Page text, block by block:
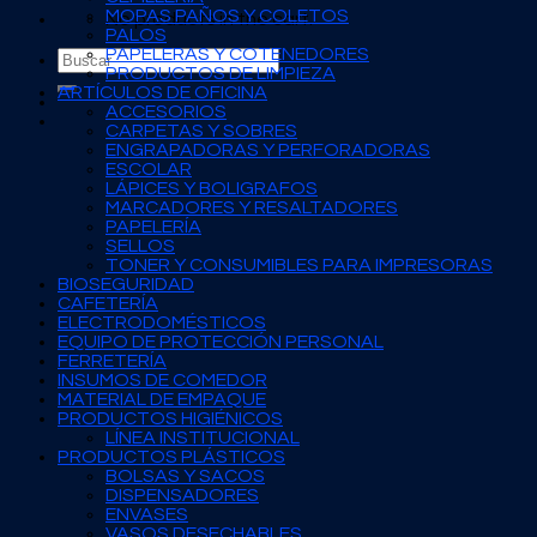
No products in the cart.
Search
for:
MOPAS PAÑOS Y COLETOS
PALOS
PAPELERAS Y COTENEDORES
PRODUCTOS DE LIMPIEZA
ARTÍCULOS DE OFICINA
ACCESORIOS
CARPETAS Y SOBRES
ENGRAPADORAS Y PERFORADORAS
ESCOLAR
LÁPICES Y BOLIGRAFOS
MARCADORES Y RESALTADORES
PAPELERÍA
SELLOS
TONER Y CONSUMIBLES PARA IMPRESORAS
BIOSEGURIDAD
CAFETERÍA
ELECTRODOMÉSTICOS
EQUIPO DE PROTECCIÓN PERSONAL
FERRETERÍA
INSUMOS DE COMEDOR
MATERIAL DE EMPAQUE
PRODUCTOS HIGIÉNICOS
LÍNEA INSTITUCIONAL
PRODUCTOS PLÁSTICOS
BOLSAS Y SACOS
DISPENSADORES
ENVASES